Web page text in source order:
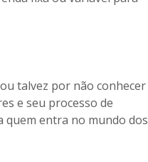
talvez por não conhecer
e seu processo de
quem entra no mundo dos